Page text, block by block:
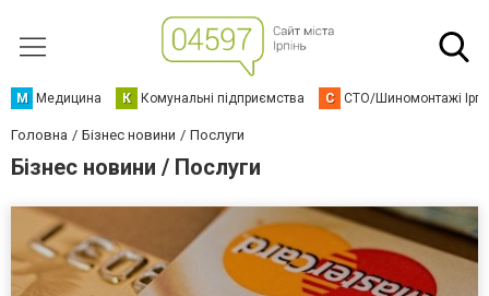
М Медицина К Комунальні підприємства С СТО/Шиномонтажі
Головна Бізнес новини Послуги
Бізнес новини / Послуги